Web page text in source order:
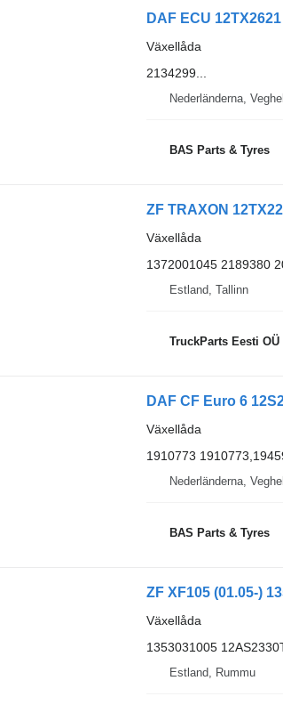
DAF ECU
Växellåda
2134299...
Nederländerna, Veghel
BAS Parts & Tyres
ZF TRAXON
Växellåda
1372001045 2189380
Estland, Tallinn
TruckParts Eesti OÜ
Växellåda
1910773
Nederländerna, Veghel
BAS Parts & Tyres
ZF XF105 (01.05-)
Växellåda
1353031005
Estland, Rummu